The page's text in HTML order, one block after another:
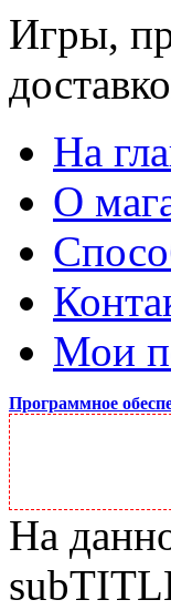
Игры,
На
О
Мои
Программное
На